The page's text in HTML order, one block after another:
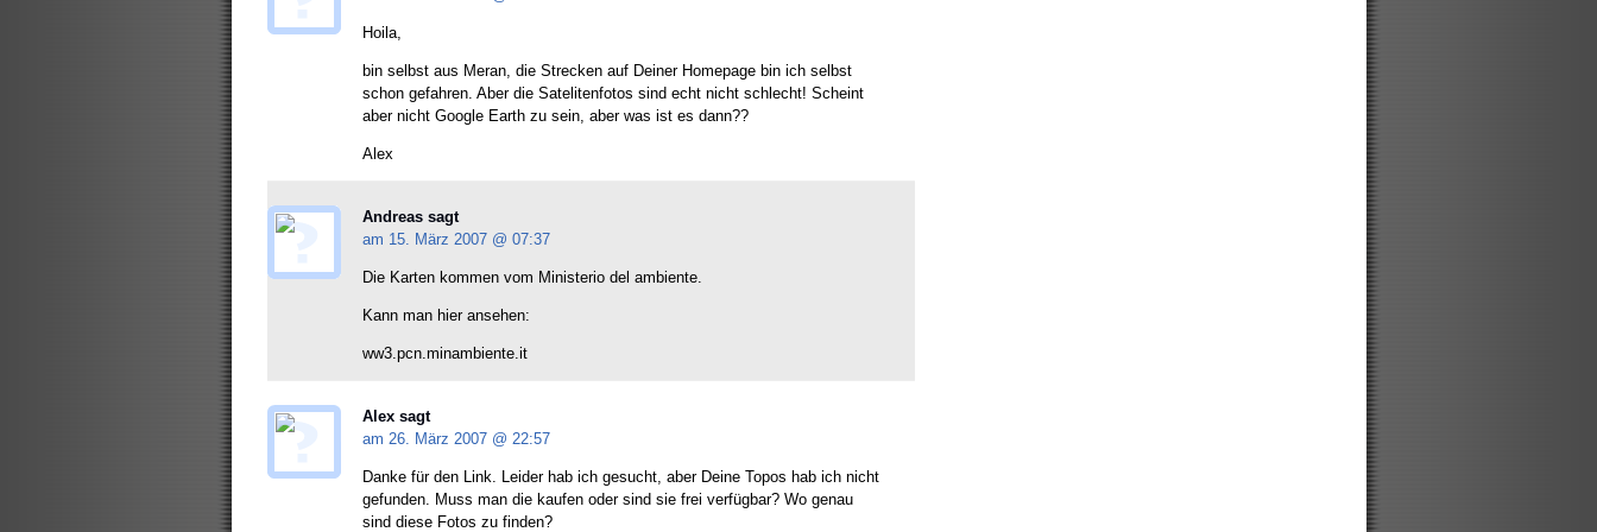
Hoila,
bin selbst aus Meran, die Strecken auf Deiner Homepage bin ich selbst
schon gefahren. Aber die Satelitenfotos sind echt nicht schlecht! Scheint
aber nicht Google Earth zu sein, aber was ist es dann??
Alex
Andreas sagt
am 15. März 2007 @ 07:37
Die Karten kommen vom Ministerio del ambiente.
Kann man hier ansehen:
ww3.pcn.minambiente.it
Alex sagt
am 26. März 2007 @ 22:57
Danke für den Link. Leider hab ich gesucht, aber Deine Topos hab ich nicht
gefunden. Muss man die kaufen oder sind sie frei verfügbar? Wo genau
sind diese Fotos zu finden?